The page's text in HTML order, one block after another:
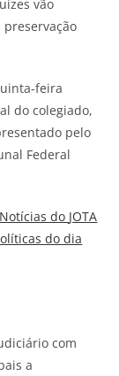
vão
feira
do colegiado,
pelo
Federal
do JOTA
do dia
com
a